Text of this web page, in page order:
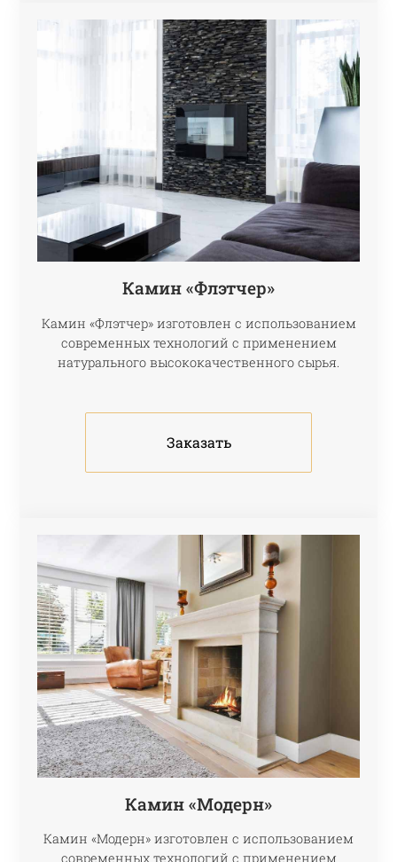
Камин «Флэтчер»
Камин «Флэтчер» изготовлен с использованием
современных технологий с применением
натурального высококачественного сырья.
Заказать
Камин «Модерн»
Камин «Модерн» изготовлен с использованием
современных технологий с применением